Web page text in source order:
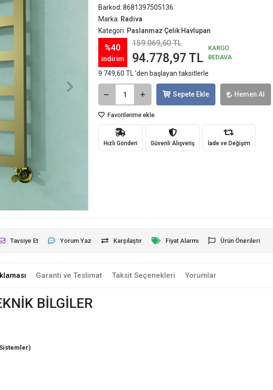
Barkod: 8681397505136
Marka: Radiva
Kategori: Paslanmaz Çelik Havlupan
%40
indirim
159.069,60 TL
94.778,97 TL
KARGO
BEDAVA
9.749,60 TL 'den başlayan taksitlerle
Sepete Ekle Hemen Al
Favorilerime ekle
Hızlı Gönderi Güvenli Alışveriş İade ve Değişim
Tavsiye Et Yorum Yaz Karşılaştır Fiyat Alarmı Ürün Önerileri
Garanti ve Teslimat Taksit Seçenekleri Yorumlar
BİLGİLER